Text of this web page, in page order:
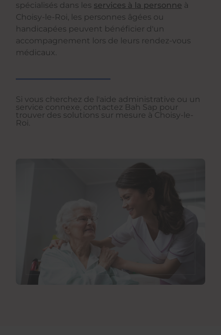
spécialisés dans les services à la personne à
Choisy-le-Roi, les personnes âgées ou
handicapées peuvent bénéficier d'un
accompagnement lors de leurs rendez-vous
médicaux.
Si vous cherchez de l'aide administrative ou un
service connexe, contactez Bah Sap pour
trouver des solutions sur mesure à Choisy-le-
Roi.